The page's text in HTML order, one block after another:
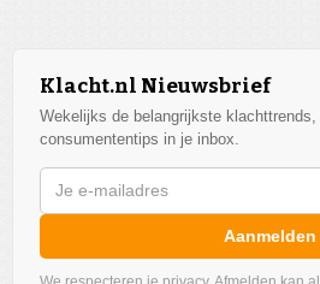
Klacht.nl Nieuwsbrief
Wekelijks de belangrijkste
consumententips in je inbox.
Aanmelden